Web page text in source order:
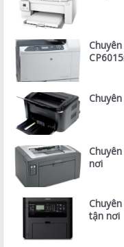
nơi
tận nơi